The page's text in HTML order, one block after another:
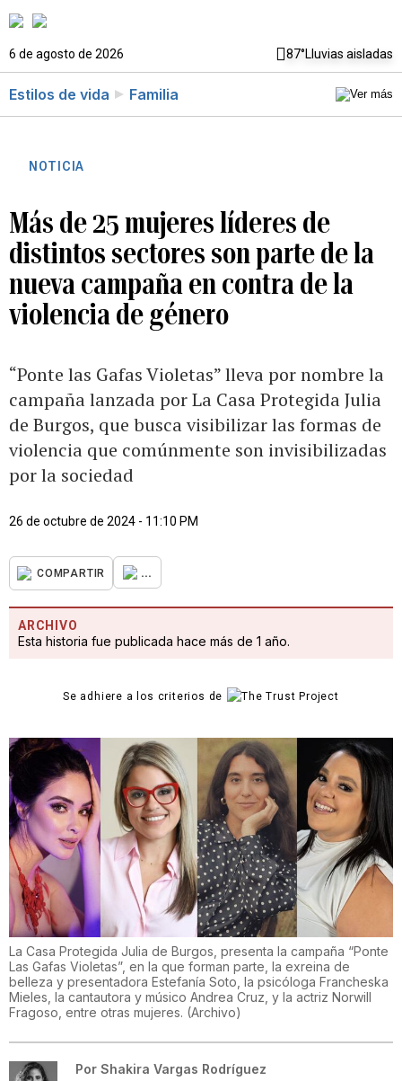
6 de agosto de 2026 87°Lluvias aisladas
Estilos de vida Familia
NOTICIA
Más de 25 mujeres líderes de
distintos sectores son parte de la
nueva campaña en contra de la
violencia de género
“Ponte las Gafas Violetas” lleva por nombre la
campaña lanzada por La Casa Protegida Julia
de Burgos, que busca visibilizar las formas de
violencia que comúnmente son invisibilizadas
por la sociedad
26 de octubre de 2024 - 11:10 PM
COMPARTIR ...
ARCHIVO
Esta historia fue publicada hace más de 1 año.
Se adhiere a los criterios de
La Casa Protegida Julia de Burgos, presenta la campaña “Ponte
Las Gafas Violetas”, en la que forman parte, la exreina de
belleza y presentadora Estefanía Soto, la psicóloga Francheska
Mieles, la cantautora y músico Andrea Cruz, y la actriz Norwill
Fragoso, entre otras mujeres. (Archivo)
Por Shakira Vargas Rodríguez